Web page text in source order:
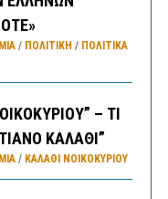
/ ΠΟΛΙΤΙΚΗ / ΠΟΛΙΤΙΚΆ
– ΤΙ
ΚΑΛΑΘΙ”
/ ΚΑΛΑΘΙ ΝΟΙΚΟΚΥΡΙΟΥ